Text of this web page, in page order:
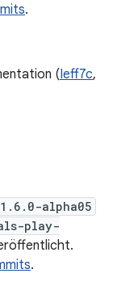
.
(Ieff7c,
alpha05
play-
.